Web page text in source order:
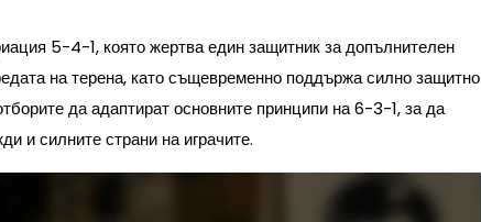
5-4-1, която жертва един защитник за допълнителен
на терена, като същевременно поддържа силно защитно
да адаптират основните принципи на 6-3-1, за да
и силните страни на играчите.